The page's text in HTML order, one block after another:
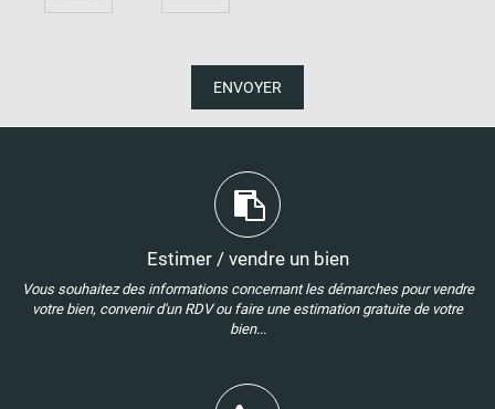
ENVOYER
Estimer / vendre un bien
Vous souhaitez des informations concernant les démarches pour vendre
votre bien, convenir d'un RDV ou faire une estimation gratuite de votre
bien...